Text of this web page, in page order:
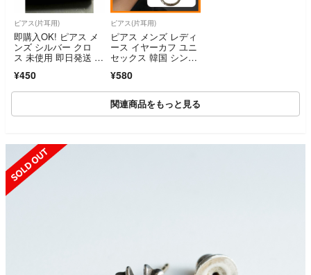
ピアス(片耳用)
即購入OK! ピアス メ
ンズ シルバー クロ
ス 未使用 即日発送 匿
¥450
ピアス(片耳用)
ピアス メンズ レディ
ース イヤーカフ ユニ
セックス 韓国 シンプ
ピアス フープピア
ス お洒落 カジュアル
¥580
関連商品をもっと見る